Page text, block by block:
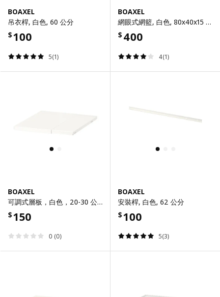
BOAXEL
吊衣桿, 白色, 60 公分
$100
5(1)
BOAXEL
網眼式網籃, 白色, 80x40x15 公分
$ 400
4(1)
BOAXEL
可調式層板，白色，20-30 公分
$150
0 (0)
BOAXEL
安裝桿, 白色, 62 公分
$100
5(3)